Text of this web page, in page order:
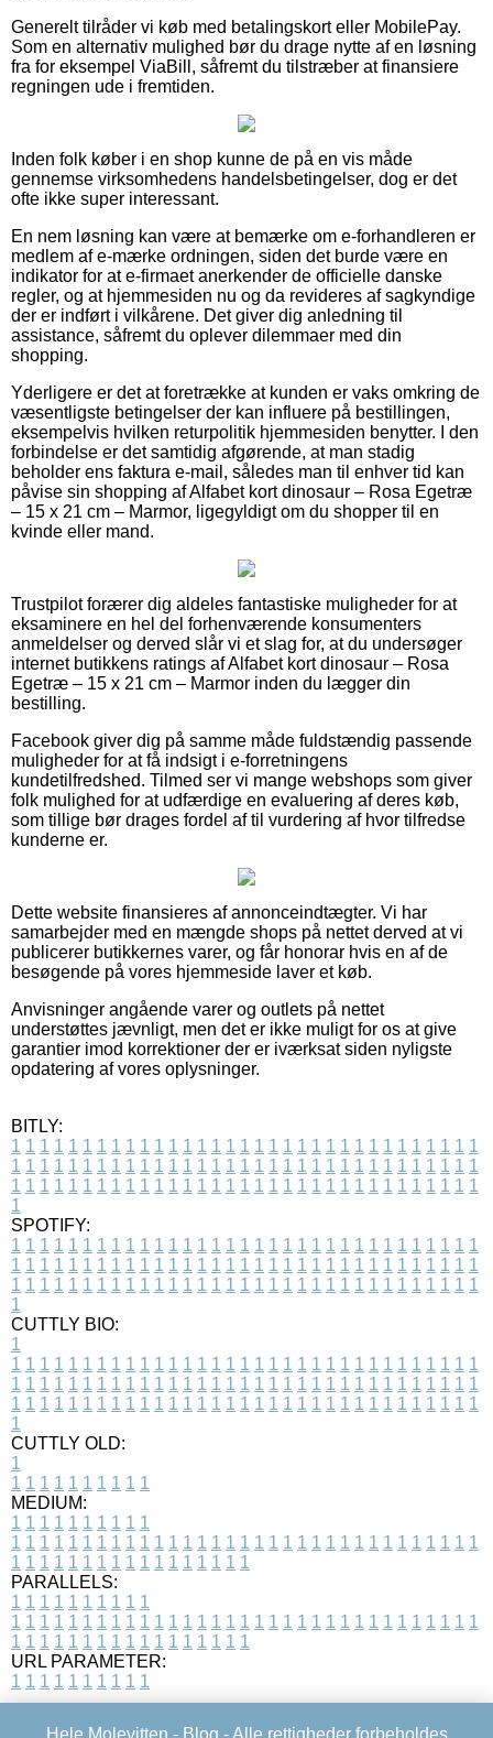
Generelt tilråder vi køb med betalingskort eller MobilePay.
Som en alternativ mulighed bør du drage nytte af en løsning
fra for eksempel ViaBill, såfremt du tilstræber at finansiere
regningen ude i fremtiden.
Inden folk køber i en shop kunne de på en vis måde
gennemse virksomhedens handelsbetingelser, dog er det
ofte ikke super interessant.
En nem løsning kan være at bemærke om e-forhandleren er
medlem af e-mærke ordningen, siden det burde være en
indikator for at e-firmaet anerkender de officielle danske
regler, og at hjemmesiden nu og da revideres af sagkyndige
der er indført i vilkårene. Det giver dig anledning til
assistance, såfremt du oplever dilemmaer med din
shopping.
Yderligere er det at foretrække at kunden er vaks omkring de
væsentligste betingelser der kan influere på bestillingen,
eksempelvis hvilken returpolitik hjemmesiden benytter. I den
forbindelse er det samtidig afgørende, at man stadig
beholder ens faktura e-mail, således man til enhver tid kan
påvise sin shopping af Alfabet kort dinosaur – Rosa Egetræ
– 15 x 21 cm – Marmor, ligegyldigt om du shopper til en
kvinde eller mand.
Trustpilot forærer dig aldeles fantastiske muligheder for at
eksaminere en hel del forhenværende konsumenters
anmeldelser og derved slår vi et slag for, at du undersøger
internet butikkens ratings af Alfabet kort dinosaur – Rosa
Egetræ – 15 x 21 cm – Marmor inden du lægger din
bestilling.
Facebook giver dig på samme måde fuldstændig passende
muligheder for at få indsigt i e-forretningens
kundetilfredshed. Tilmed ser vi mange webshops som giver
folk mulighed for at udfærdige en evaluering af deres køb,
som tillige bør drages fordel af til vurdering af hvor tilfredse
kunderne er.
Dette website finansieres af annonceindtægter. Vi har
samarbejder med en mængde shops på nettet derved at vi
publicerer butikkernes varer, og får honorar hvis en af de
besøgende på vores hjemmeside laver et køb.
Anvisninger angående varer og outlets på nettet
understøttes jævnligt, men det er ikke muligt for os at give
garantier imod korrektioner der er iværksat siden nyligste
opdatering af vores oplysninger.
BITLY:
1 1 1 1 1 1 1 1 1 1 1 1 1 1 1 1 1 1 1 1 1 1 1 1 1 1 1 1 1 1 1 1 1
1 1 1 1 1 1 1 1 1 1 1 1 1 1 1 1 1 1 1 1 1 1 1 1 1 1 1 1 1 1 1 1 1
1 1 1 1 1 1 1 1 1 1 1 1 1 1 1 1 1 1 1 1 1 1 1 1 1 1 1 1 1 1 1 1 1
1
SPOTIFY:
1 1 1 1 1 1 1 1 1 1 1 1 1 1 1 1 1 1 1 1 1 1 1 1 1 1 1 1 1 1 1 1 1
1 1 1 1 1 1 1 1 1 1 1 1 1 1 1 1 1 1 1 1 1 1 1 1 1 1 1 1 1 1 1 1 1
1 1 1 1 1 1 1 1 1 1 1 1 1 1 1 1 1 1 1 1 1 1 1 1 1 1 1 1 1 1 1 1 1
1
CUTTLY BIO:
1
1 1 1 1 1 1 1 1 1 1 1 1 1 1 1 1 1 1 1 1 1 1 1 1 1 1 1 1 1 1 1 1 1
1 1 1 1 1 1 1 1 1 1 1 1 1 1 1 1 1 1 1 1 1 1 1 1 1 1 1 1 1 1 1 1 1
1 1 1 1 1 1 1 1 1 1 1 1 1 1 1 1 1 1 1 1 1 1 1 1 1 1 1 1 1 1 1 1 1
1
CUTTLY OLD:
1
1 1 1 1 1 1 1 1 1 1
MEDIUM:
1 1 1 1 1 1 1 1 1 1
1 1 1 1 1 1 1 1 1 1 1 1 1 1 1 1 1 1 1 1 1 1 1 1 1 1 1 1 1 1 1 1 1
1 1 1 1 1 1 1 1 1 1 1 1 1 1 1 1 1
PARALLELS:
1 1 1 1 1 1 1 1 1 1
1 1 1 1 1 1 1 1 1 1 1 1 1 1 1 1 1 1 1 1 1 1 1 1 1 1 1 1 1 1 1 1 1
1 1 1 1 1 1 1 1 1 1 1 1 1 1 1 1 1
URL PARAMETER:
1 1 1 1 1 1 1 1 1 1
Hele Molevitten - Blog - Alle rettigheder forbeholdes